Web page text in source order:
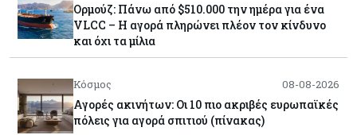
Ορμούζ: Πάνω από $510.000 την ημέρα για ένα
VLCC – Η αγορά πληρώνει πλέον τον κίνδυνο
και όχι τα μίλια
Κόσμος 08-08-2026
Αγορές ακινήτων: Οι 10 πιο ακριβές ευρωπαϊκές
πόλεις για αγορά σπιτιού (πίνακας)